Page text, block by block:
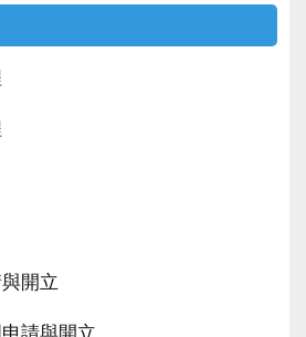
開立
請與開立